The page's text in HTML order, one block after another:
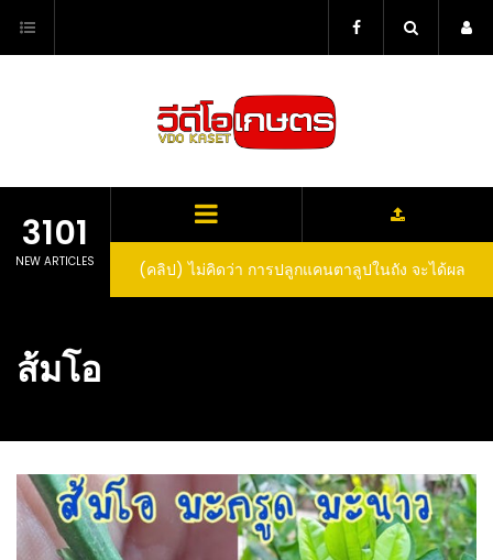
content
3101
NEW ARTICLES
(คลิป) ไม่คิดว่า การปลูกแคนตาลูปในถัง จะได้ผล
ลูกโตและหวานขนาดนี้ I didn’t expect that
ส้มโอ